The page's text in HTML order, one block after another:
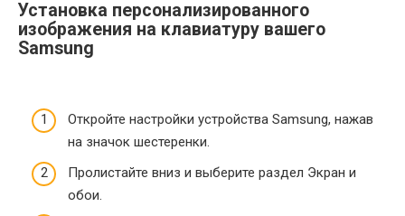
Установка персонализированного
изображения на клавиатуру вашего
Samsung
Откройте настройки устройства Samsung, нажав
на значок шестеренки.
Пролистайте вниз и выберите раздел Экран и
обои.